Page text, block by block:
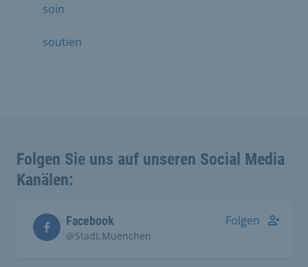
soin
soutien
Folgen Sie uns auf unseren Social Media
Kanälen:
Facebook
@Stadt.Muenchen
Folgen